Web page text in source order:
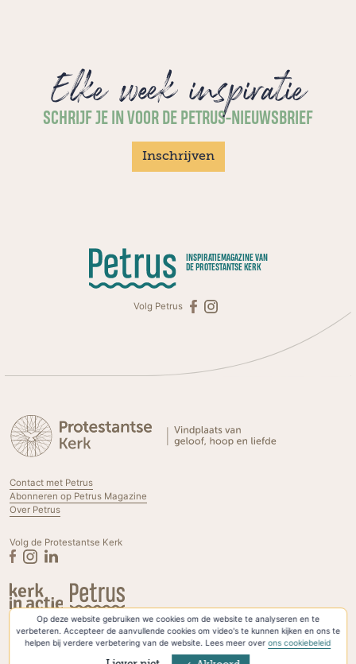
Op deze website gebruiken we cookies om de website te analyseren en te
verbeteren. Accepteer de aanvullende cookies om video's te kunnen kijken en ons te
helpen bij verdere verbetering van de website. Lees meer overons cookiebeleid
Elke week inspiratie
SCHRIJF JE IN VOOR DE PETRUS-NIEUWSBRIEF
Inschrijven
INSPIRATIEMAGAZINE VAN
DE PROTESTANTSE KERK
Volg Petrus
Contact met Petrus
Abonneren op Petrus Magazine
Over Petrus
Volg de Protestantse Kerk
Privacyverklaring & Cookies